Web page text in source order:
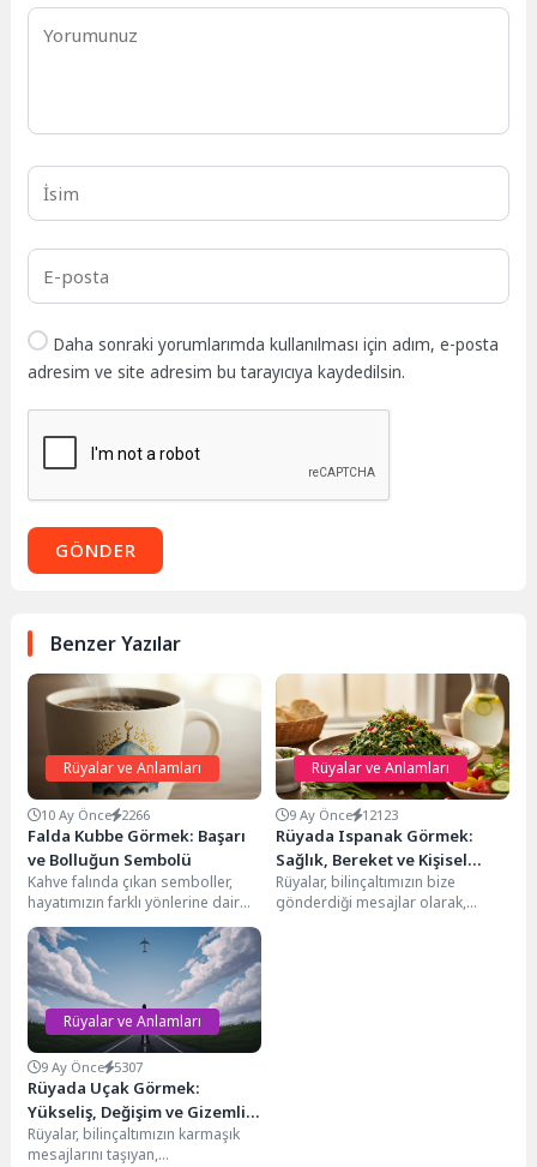
Daha sonraki yorumlarımda kullanılması için adım, e-posta
adresim ve site adresim bu tarayıcıya kaydedilsin.
GÖNDER
Benzer Yazılar
Rüyalar ve Anlamları
10 Ay Önce 2266
Falda Kubbe Görmek: Başarı
ve Bolluğun Sembolü
Kahve falında çıkan semboller,
hayatımızın farklı yönlerine dair
ipuçları sunar. Bu gizemli
işaretlerden biri de...
Rüyalar ve Anlamları
9 Ay Önce 12123
Rüyada Ispanak Görmek:
Sağlık, Bereket ve Kişisel
Gelişim Anlamları
Rüyalar, bilinçaltımızın bize
gönderdiği mesajlar olarak,
Rüyalar ve Anlamları
9 Ay Önce 5307
Rüyada Uçak Görmek:
Yükseliş, Değişim ve Gizemli
Anlamları
Rüyalar, bilinçaltımızın karmaşık
mesajlarını taşıyan,